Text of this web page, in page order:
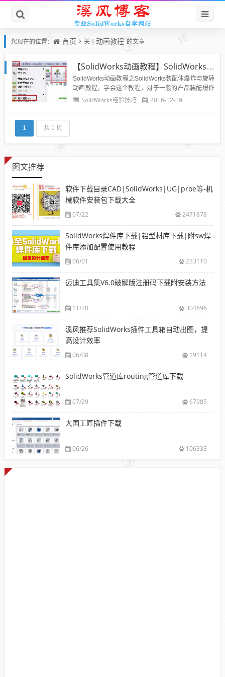
您现在的位置： 首页 关于动画教程 的文章
【SolidWorks动画教程】SolidWorks装配体爆炸旋转仿真动画制作图文教程
SolidWorks动画教程之SolidWorks装配体爆炸与旋转
动画教程，学会这个教程，对于一般的产品装配爆炸
旋转展示不成问题，可以很好的介绍一款产品，作为
SolidWorks经验技巧 2016-12-19
1 共 1 页
图文推荐
软件下载目录CAD|SolidWorks|UG|proe等-机
械软件安装包下载大全
07/22 2471878
SolidWorks焊件库下载|铝型材库下载|附sw焊
件库添加配置使用教程
06/01 233110
迈迪工具集V6.0破解版注册码下载附安装方法
11/20 304696
溪风推荐SolidWorks插件工具箱自动出图，提
高设计效率
06/08 19114
SolidWorks管道库routing管道库下载
07/29 67985
大国工匠插件下载
06/26 106333